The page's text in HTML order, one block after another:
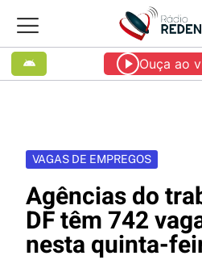
Ouça ao
VAGAS DE EMPREGOS
Agências do
DF têm 742
nesta quinta-